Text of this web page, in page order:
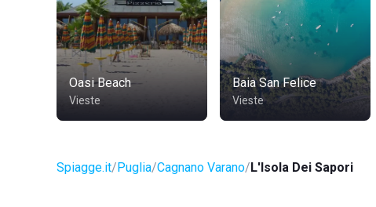
Oasi Beach
Vieste
Baia San Felice
Vieste
Spiagge.it Puglia Cagnano Varano L'Isola Dei Sapori